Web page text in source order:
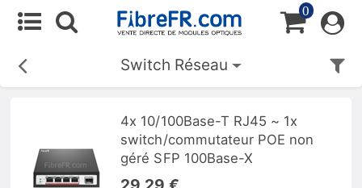
0
Switch Réseau
4x 10/100Base-T RJ45 ~ 1x
switch/commutateur POE non
géré SFP 100Base-X